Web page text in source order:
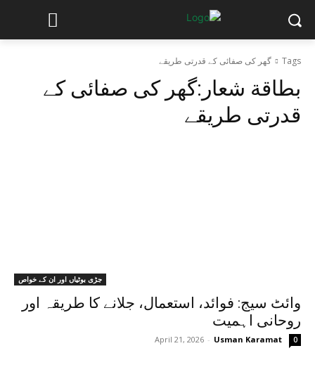
Tags گھر کی صفائی کے قدرتی طریقے
بطاقة شعار:گھر کی صفائی کے
قدرتی طریقے
جڑی بوٹیاں اور ان کے خواص
وائٹ سیج: فوائد، استعمال، جلانے کا طریقہ اور
روحانی اہمیت
Usman Karamat
-
April 21, 2026 0